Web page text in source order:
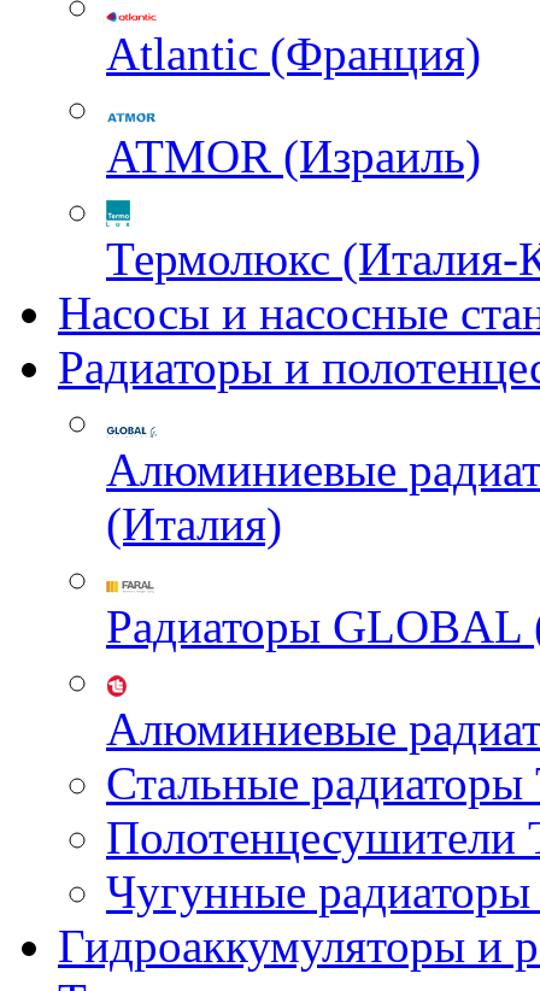
Atlantic (Франция)
ATMOR (Израиль)
Термолюкс (Италия-
Насосы и насосные
Радиаторы и
Алюминиевые
(Италия)
Радиаторы GLOBAL
Алюминиевые
Стальные
Чугунные
Гидроаккумуляторы и